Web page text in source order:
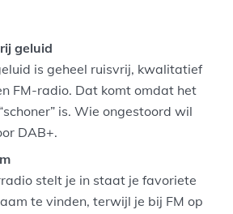
geluid
is geheel ruisvrij, kwalitatief
FM-radio. Dat komt omdat het
is. Wie ongestoord wil
DAB+.
stelt je in staat je favoriete
te vinden, terwijl je bij FM op